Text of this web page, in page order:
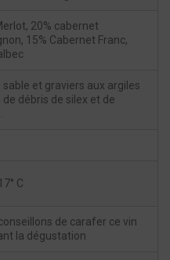
20% cabernet
15% Cabernet Franc,
sable et graviers aux argiles
de débris de silex et de
C
de carafer ce vin
la dégustation